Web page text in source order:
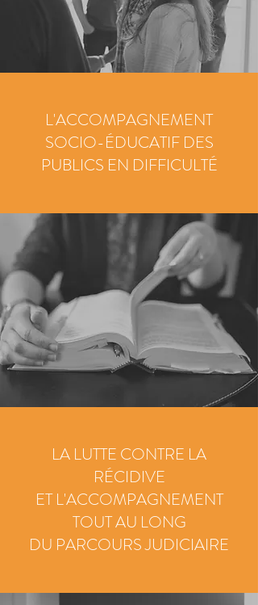
L'ACCOMPAGNEMENT
SOCIO-ÉDUCATIF DES
PUBLICS EN DIFFICULTÉ
LA LUTTE CONTRE LA
RÉCIDIVE
ET L'ACCOMPAGNEMENT
TOUT AU LONG
DU PARCOURS JUDICIAIRE